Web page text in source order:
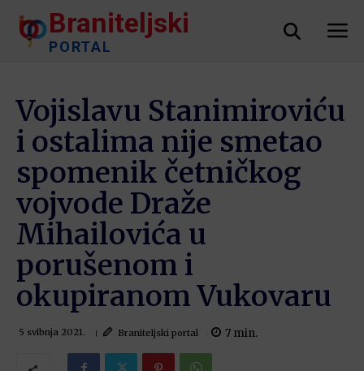
Braniteljski
PORTAL
Vojislavu Stanimiroviću
i ostalima nije smetao
spomenik četničkog
vojvode Draže
Mihailovića u
porušenom i
okupiranom Vukovaru
5 svibnja 2021. Braniteljski portal 7 min.